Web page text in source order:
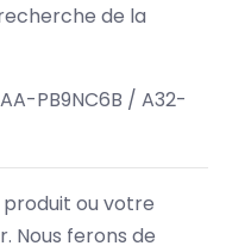
de la
PB9NC6B / A32-
ou votre
Nous ferons de